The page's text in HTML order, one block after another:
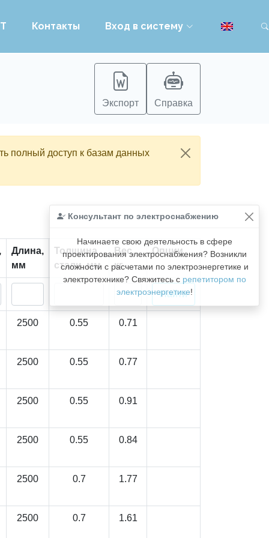
Контакты Вход в систему
Экспорт Справка
полный доступ к базам данных
Консультант по электроснабжению
Начинаете свою деятельность в сфере
проектирования электроснабжения? Возникли
сложности с расчетами по электроэнергетике и
электротехнике? Свяжитесь с репетитором по
электроэнергетике!
Длина,
мм
Толщина
стали, мм
Вес,
кг
Опции
2500 0.55 0.71
2500 0.55 0.77
2500 0.55 0.91
2500 0.55 0.84
2500 0.7 1.77
2500 0.7 1.61